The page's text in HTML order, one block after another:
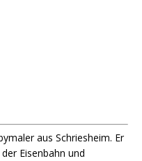
aus Schriesheim. Er
Eisenbahn und